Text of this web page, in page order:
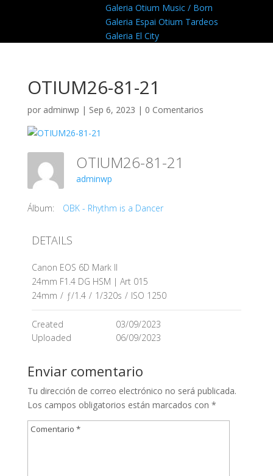
Galeria Otium Music / Born
Galeria Espai Otium Tardeos
Galeria El City
OTIUM26-81-21
por adminwp | Sep 6, 2023 | 0 Comentarios
OTIUM26-81-21
adminwp
Álbum: OBK - Rhythm is a Dancer
DETAILS
Canon EOS 6D Mark II
24mm F1.4 DG HSM | Art 015
24mm / ƒ/1.4 / 1/320s / ISO 1250
Created
03/09/2023
Uploaded
06/09/2023
Enviar comentario
Tu dirección de correo electrónico no será publicada.
Los campos obligatorios están marcados con *